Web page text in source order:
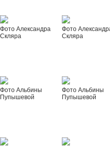
Фото Александра
Скляра
Фото
Скляра
Фото Альбины
Пупышевой
Фото Альбины
Пупышевой